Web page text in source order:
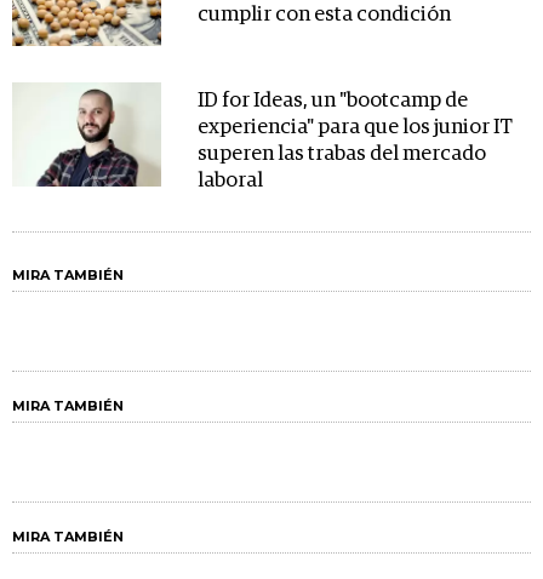
cumplir con esta condición
ID for Ideas, un "bootcamp de
experiencia" para que los junior IT
superen las trabas del mercado
laboral
MIRA TAMBIÉN
MIRA TAMBIÉN
MIRA TAMBIÉN